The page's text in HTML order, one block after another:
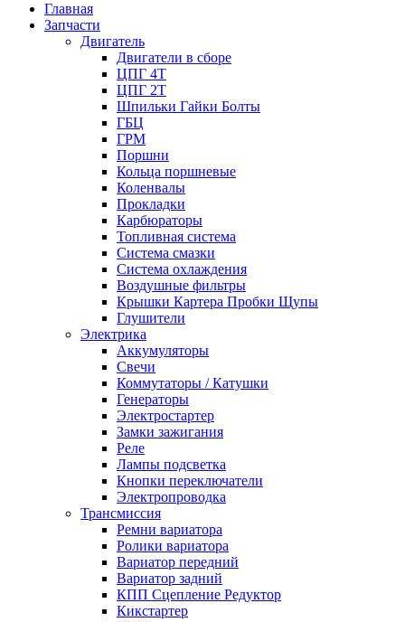
Главная
Запчасти
Двигатель
Двигатели в сборе
ЦПГ 4Т
ЦПГ 2Т
Шпильки Гайки Болты
ГБЦ
ГРМ
Поршни
Кольца поршневые
Коленвалы
Прокладки
Карбюраторы
Топливная система
Система смазки
Система охлаждения
Воздушные фильтры
Крышки Картера Пробки Щупы
Глушители
Электрика
Аккумуляторы
Свечи
Коммутаторы / Катушки
Генераторы
Электростартер
Замки зажигания
Реле
Лампы подсветка
Кнопки переключатели
Электропроводка
Трансмиссия
Ремни вариатора
Ролики вариатора
Вариатор передний
Вариатор задний
КПП Сцепление Редуктор
Кикстартер